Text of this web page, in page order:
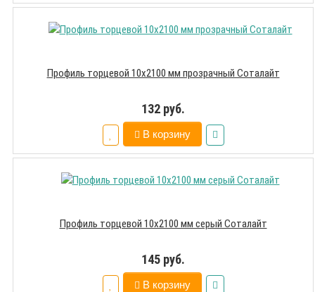
Профиль торцевой 10х2100 мм прозрачный Соталайт
132 руб.
В корзину
Профиль торцевой 10х2100 мм серый Соталайт
145 руб.
В корзину